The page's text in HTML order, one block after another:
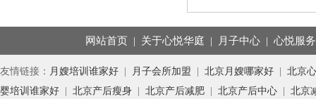
网站首页 | 关于心悦华庭 | 月子中心 |心悦服务
友情链接： 月嫂培训谁家好 月子会所加盟 北京月嫂哪家好
北京
婴培训谁家好
北京产后瘦身 北京产后减肥 北京产后中心
北京